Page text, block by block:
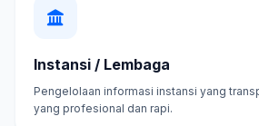
Instansi / Lembaga
Pengelolaan informasi instansi yang
yang profesional dan rapi.